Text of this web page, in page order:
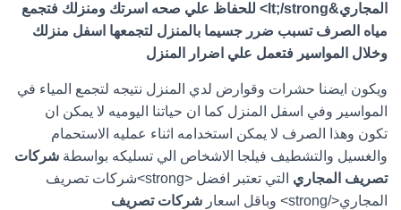
المجاري&lt;/strong> للحفاظ علي صحه اسرتك ومنزلك فتجمع
مياه الصرف تسبب ضرر جسيما بالمنزل لتجمعها اسفل منزلك
وخلال المواسير فتعمل علي اضرار المنزل
ويكون ايضنا حشرات وقوارض لدي المنزل نتيجه لتجمع المياء في
المواسير وفي اسفل المنزل كما ان حياتنا اليوميه لا يمكن ان
تكون وهذا الصرف لا يمكن استخدامه اثناء عمليه الاستحمام
والغسيل والتشطيف فيلجا الاشخاص الي تسليكه بواسطة شركات
تصريف المجاري
التي تعتبر افضل <strong>شركات تصريف
المجاري</strong> وباقل اسعار
شركات تصريف